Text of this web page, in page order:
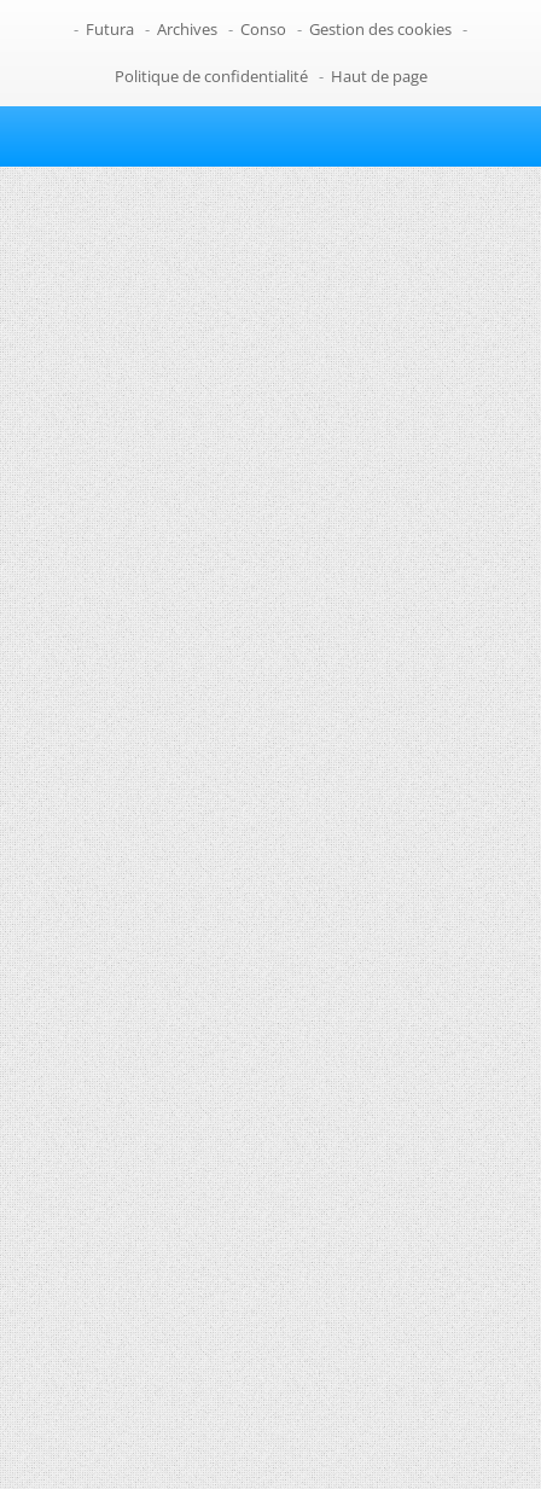
- Futura - Archives - Conso - Gestion des cookies -
Politique de confidentialité - Haut de page